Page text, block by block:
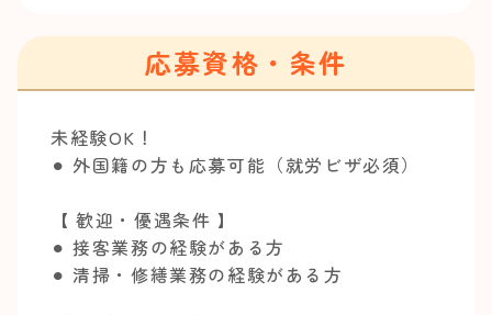
応募資格・条件
未経験OK！
⚫︎ 外国籍の方も応募可能（就労ビザ必須）
【 歓迎・優遇条件 】
⚫︎ 接客業務の経験がある方
⚫︎ 清掃・修繕業務の経験がある方